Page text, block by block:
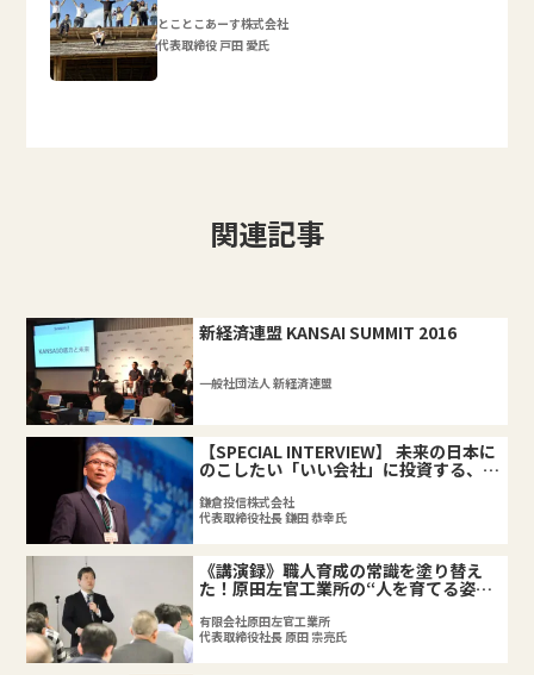
とことこあーす株式会社
代表取締役 戸田 愛氏
関連記事
新経済連盟 KANSAI SUMMIT 2016
一般社団法人 新経済連盟
【SPECIAL INTERVIEW】 未来の日本に
のこしたい「いい会社」に投資する、新
鎌倉投信株式会社
代表取締役社長 鎌田 恭幸氏
《講演録》職人育成の常識を塗り替え
た！原田左官工業所の“人を育てる姿
有限会社原田左官工業所
代表取締役社長 原田 宗亮氏